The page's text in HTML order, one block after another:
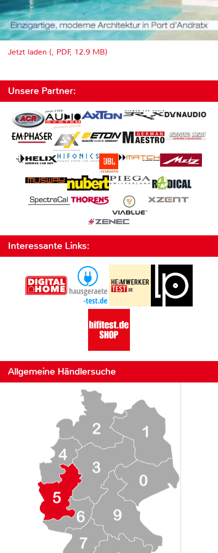
Jetzt laden (, PDF, 12.9 MB)
Unsere Partner:
Interessante Links:
Allgemeine Händlersuche